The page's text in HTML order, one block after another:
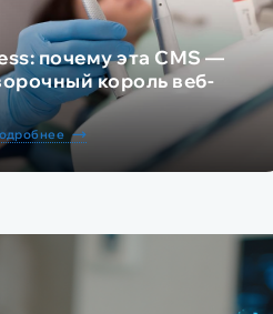
почему эта CMS —
король веб-